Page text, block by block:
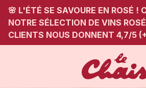
🌸 L'ÉTÉ SE SAVOURE EN ROSÉ !
NOTRE SÉLECTION DE VINS
CLIENTS NOUS DONNENT 4,7/5